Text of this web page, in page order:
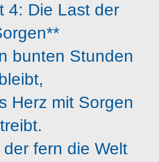
4: Die Last der
bunten Stunden
Herz mit Sorgen
treibt.
fern die Welt